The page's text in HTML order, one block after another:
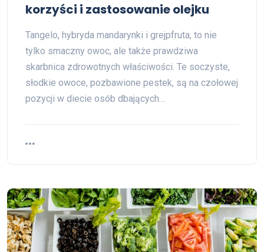
korzyści i zastosowanie olejku
Tangelo, hybryda mandarynki i grejpfruta, to nie
tylko smaczny owoc, ale także prawdziwa
skarbnica zdrowotnych właściwości. Te soczyste,
słodkie owoce, pozbawione pestek, są na czołowej
pozycji w diecie osób dbających…